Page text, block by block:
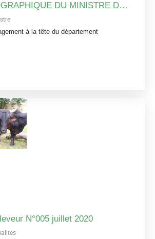
APERCU BIOGRAPHIQUE DU MINISTRE DES RESSOURCES ANIMALES ET HALIEUTIQUES
à la tête du département
N°005 juillet 2020